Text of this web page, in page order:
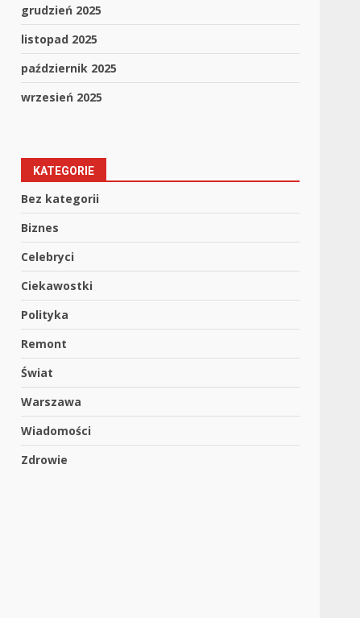
grudzień 2025
listopad 2025
październik 2025
wrzesień 2025
KATEGORIE
Bez kategorii
Biznes
Celebryci
Ciekawostki
Polityka
Remont
Świat
Warszawa
Wiadomości
Zdrowie